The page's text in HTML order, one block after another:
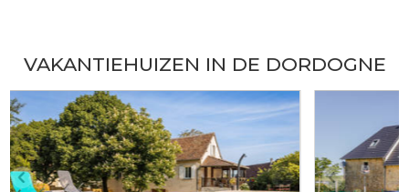
VAKANTIEHUIZEN IN DE DORDOGNE